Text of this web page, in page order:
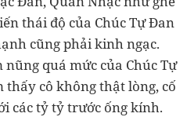
thái độ của Chúc Tự Đan
cũng phải kinh ngạc.
quá mức của Chúc Tự
cô không thật lòng, cố
các tỷ tỷ trước ống kính.